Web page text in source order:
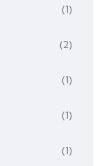
(1)
(2)
(1)
(1)
(1)